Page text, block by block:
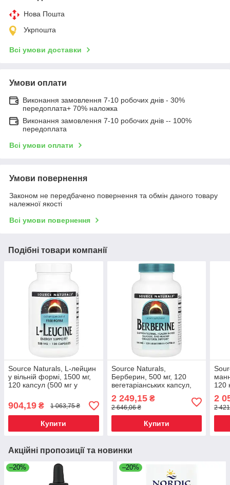
Нова Пошта
Укрпошта
Всі умови доставки
Умови оплати
Виконання замовлення 7-10 робочих днів - 30%
передоплата+ 70% наложка
Виконання замовлення 7-10 робочих днів -- 100%
передоплата
Всі умови оплати
Умови повернення
Законом не передбачено повернення та обмін даного товару
належної якості
Всі умови повернення
Подібні товари компанії
Source Naturals, L-лейцин
у вільній формі, 1500 мг,
120 капсул (500 мг у
904,19 ₴ 1 063,75 ₴
Купити
Source Naturals,
Берберин, 500 мг, 120
вегетаріанських капсул,
Київ
2 249,15₴
2 646,06 ₴
Купити
120
2
2
Акційні пропозиції та новинки
–20% –20%